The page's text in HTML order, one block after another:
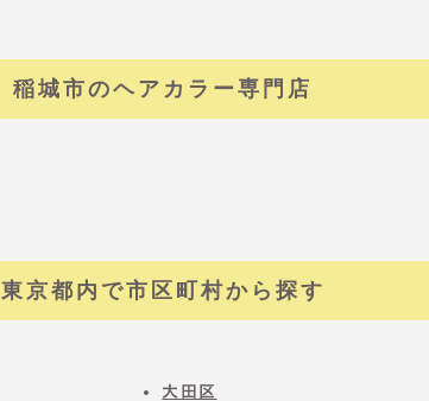
稲城市のヘアカラー専門店
東京都内で市区町村から探す
大田区